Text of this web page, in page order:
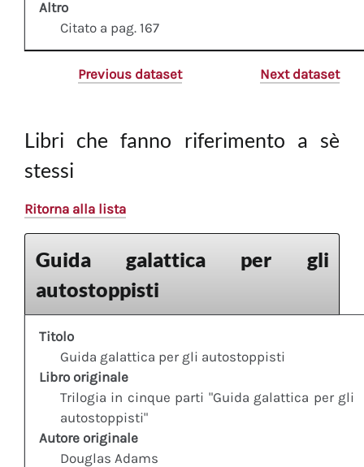
Altro
Citato a pag. 167
Previous dataset Next dataset
Libri che fanno riferimento a sè
stessi
Ritorna alla lista
Guida galattica per gli
autostoppisti
Titolo
Guida galattica per gli autostoppisti
Libro originale
Trilogia in cinque parti "Guida galattica per gli
autostoppisti"
Autore originale
Douglas Adams